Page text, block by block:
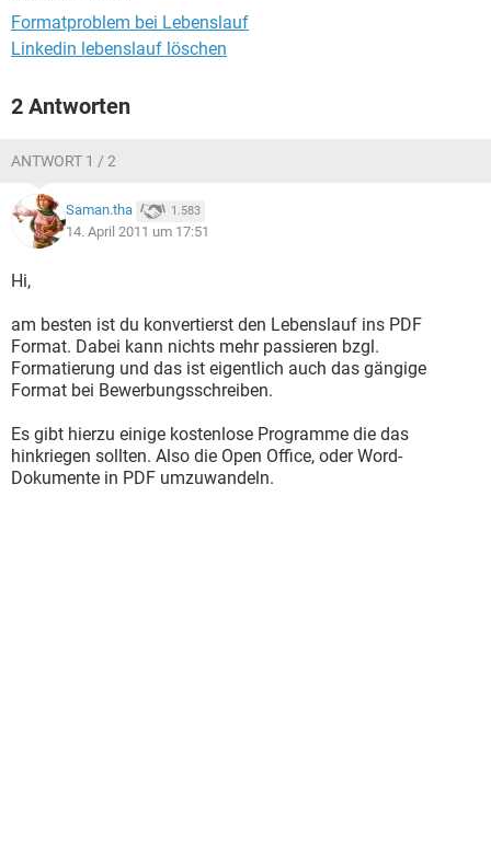
Formatproblem bei Lebenslauf
Linkedin lebenslauf löschen
2 Antworten
ANTWORT 1 / 2
Saman.tha 1.583
14. April 2011 um 17:51
Hi,
am besten ist du konvertierst den Lebenslauf ins PDF
Format. Dabei kann nichts mehr passieren bzgl.
Formatierung und das ist eigentlich auch das gängige
Format bei Bewerbungsschreiben.
Es gibt hierzu einige kostenlose Programme die das
hinkriegen sollten. Also die Open Office, oder Word-
Dokumente in PDF umzuwandeln.